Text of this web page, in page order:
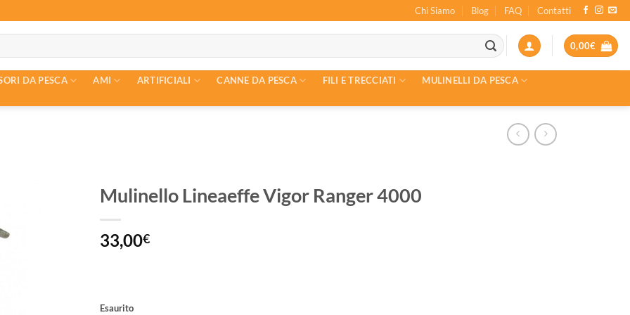
Chi Siamo Blog FAQ Contatti
0,00€
DA PESCA AMI ARTIFICIALI CANNE DA PESCA FILI E TRECCIATI
MULINELLI DA PESCA
Mulinello Lineaeffe Vigor Ranger 4000
33,00€
Esaurito